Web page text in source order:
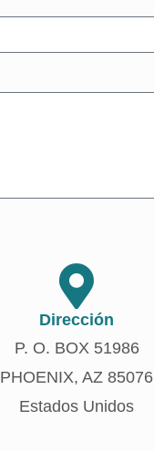
Dirección
P. O. BOX 51986
PHOENIX, AZ 85076
Estados Unidos